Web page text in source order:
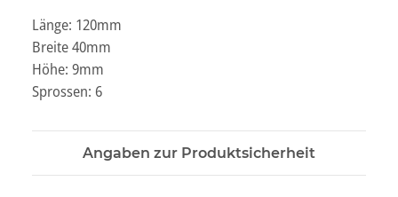
Länge: 120mm
Breite 40mm
Höhe: 9mm
Sprossen: 6
Angaben zur Produktsicherheit